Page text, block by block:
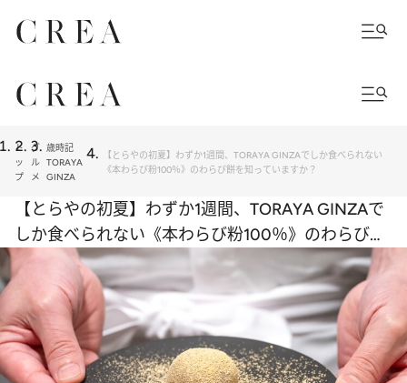
ト
ッ
プ
グ
ル
メ
歳時記
TORAYA
GINZA
【とらやの初夏】わずか1週間、TORAYA GINZAでしか食べられない
《本わらび粉100％》のわらび餅を知っていますか？
【とらやの初夏】わずか1週間、TORAYA GINZAで
しか食べられない《本わらび粉100％》のわらび餅
を知っていますか？